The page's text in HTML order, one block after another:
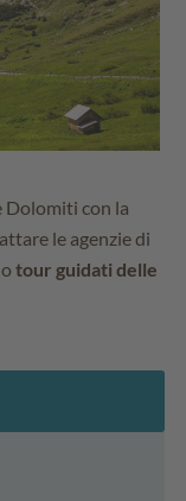
Dolomiti con la
le agenzie di
tour guidati delle